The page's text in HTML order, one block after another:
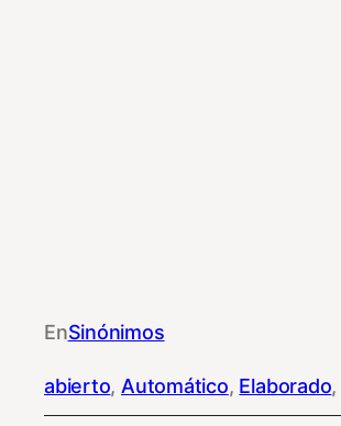
EnSinónimos
abierto, Automático, Elaborado,